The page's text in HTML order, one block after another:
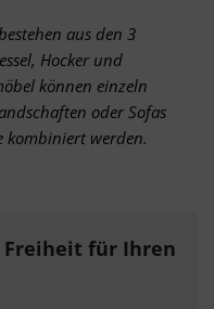
aus den 3
Hocker und
können einzeln
oder Sofas
kombiniert werden.
Freiheit für Ihren